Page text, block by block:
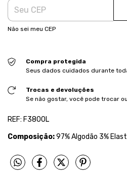
Não sei meu CEP
Compra protegida
Seus dados cuidados durante
Trocas e devoluções
Se não gostar, você pode trocar
REF: F3800L
Composição:97% Algodão 3%